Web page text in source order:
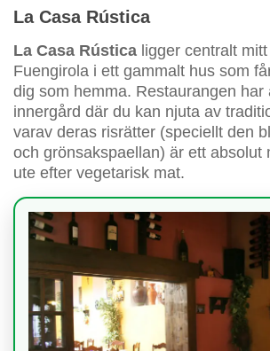
La Casa Rústica
La Casa Rústica ligger centralt
Fuengirola i ett gammalt hus som
dig som hemma. Restaurangen har
innergård där du kan njuta av
varav deras risrätter (speciellt den
och grönsakspaellan) är ett absolut
ute efter vegetarisk mat.